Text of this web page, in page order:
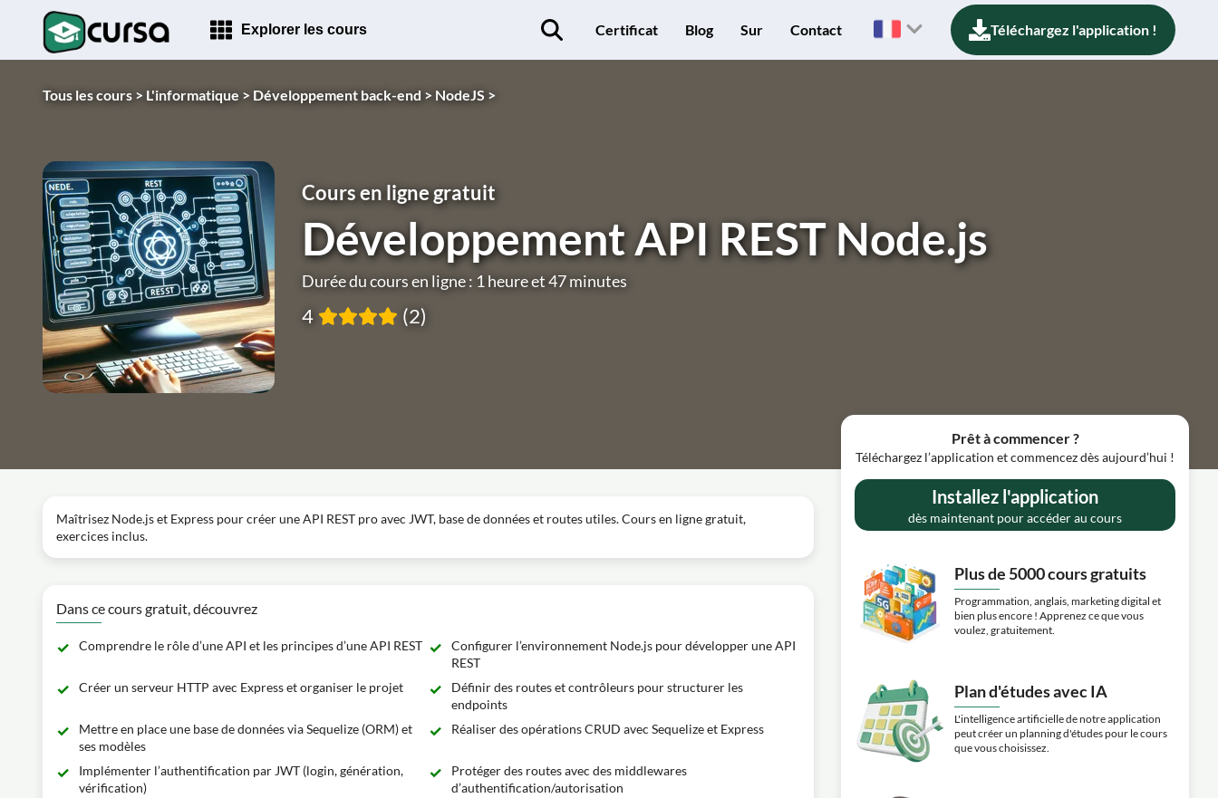
Explorer les cours Certificat Blog Sur Contact Téléchargez l'application !
Tous les cours > L'informatique > Développement back-end > NodeJS >
Cours en ligne gratuit
Développement API REST Node.js
Durée du cours en ligne : 1 heure et 47 minutes
4 (2)
Maîtrisez Node.js et Express pour créer une API REST pro avec JWT, base de données et routes utiles. Cours en ligne gratuit,
exercices inclus.
Dans ce cours gratuit, découvrez
Comprendre le rôle d’une API et les principes d’une API REST
Configurer l’environnement Node.js pour développer une API
REST
Créer un serveur HTTP avec Express et organiser le projet
Définir des routes et contrôleurs pour structurer les
endpoints
Mettre en place une base de données via Sequelize (ORM) et
ses modèles
Réaliser des opérations CRUD avec Sequelize et Express
Implémenter l’authentification par JWT (login, génération,
vérification)
Protéger des routes avec des middlewares
d’authentification/autorisation
Prêt à commencer ?
Téléchargez l’application et commencez dès aujourd’hui !
Installez l'application
dès maintenant pour accéder au cours
Plus de 5000 cours gratuits
Programmation, anglais, marketing digital et
bien plus encore ! Apprenez ce que vous
voulez, gratuitement.
Plan d'études avec IA
L'intelligence artificielle de notre application
peut créer un planning d'études pour le cours
que vous choisissez.